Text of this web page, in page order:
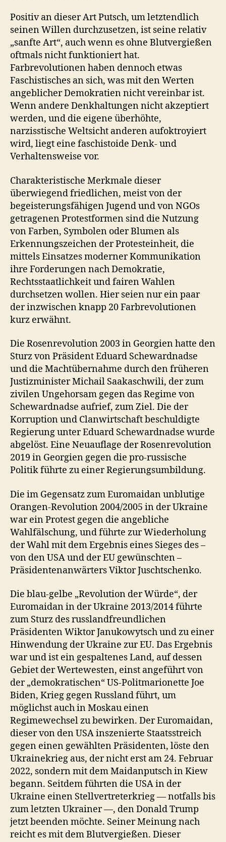
Positiv an dieser Art Putsch, um letztendlich
seinen Willen durchzusetzen, ist seine relativ
„sanfte Art“, auch wenn es ohne Blutvergießen
oftmals nicht funktioniert hat.
Farbrevolutionen haben dennoch etwas
Faschistisches an sich, was mit den Werten
angeblicher Demokratien nicht vereinbar ist.
Wenn andere Denkhaltungen nicht akzeptiert
werden, und die eigene überhöhte,
narzisstische Weltsicht anderen aufoktroyiert
wird, liegt eine faschistoide Denk- und
Verhaltensweise vor.
Charakteristische Merkmale dieser
überwiegend friedlichen, meist von der
begeisterungsfähigen Jugend und von NGOs
getragenen Protestformen sind die Nutzung
von Farben, Symbolen oder Blumen als
Erkennungszeichen der Protesteinheit, die
mittels Einsatzes moderner Kommunikation
ihre Forderungen nach Demokratie,
Rechtsstaatlichkeit und fairen Wahlen
durchsetzen wollen. Hier seien nur ein paar
der inzwischen knapp 20 Farbrevolutionen
kurz erwähnt.
Die Rosenrevolution 2003 in Georgien hatte den
Sturz von Präsident Eduard Schewardnadse
und die Machtübernahme durch den früheren
Justizminister Michail Saakaschwili, der zum
zivilen Ungehorsam gegen das Regime von
Schewardnadse aufrief, zum Ziel. Die der
Korruption und Clanwirtschaft beschuldigte
Regierung unter Eduard Schewardnadse wurde
abgelöst. Eine Neuauflage der Rosenrevolution
2019 in Georgien gegen die pro-russische
Politik führte zu einer Regierungsumbildung.
Die im Gegensatz zum Euromaidan unblutige
Orangen-Revolution 2004/2005 in der Ukraine
war ein Protest gegen die angebliche
Wahlfälschung, und führte zur Wiederholung
der Wahl mit dem Ergebnis eines Sieges des –
von den USA und der EU gewünschten –
Präsidentenanwärters Viktor Juschtschenko.
Die blau-gelbe „Revolution der Würde“, der
Euromaidan in der Ukraine 2013/2014 führte
zum Sturz des russlandfreundlichen
Präsidenten Wiktor Janukowytsch und zu einer
Hinwendung der Ukraine zur EU. Das Ergebnis
war und ist ein gespaltenes Land, auf dessen
Gebiet der Wertewesten, einst angeführt von
der „demokratischen“ US-Politmarionette Joe
Biden, Krieg gegen Russland führt, um
möglichst auch in Moskau einen
Regimewechsel zu bewirken. Der Euromaidan,
dieser von den USA inszenierte Staatsstreich
gegen einen gewählten Präsidenten, löste den
Ukrainekrieg aus, der nicht erst am 24. Februar
2022, sondern mit dem Maidanputsch in Kiew
begann. Seitdem führten die USA in der
Ukraine einen Stellvertreterkrieg — notfalls bis
zum letzten Ukrainer —, den Donald Trump
jetzt beenden möchte. Seiner Meinung nach
reicht es mit dem Blutvergießen. Dieser